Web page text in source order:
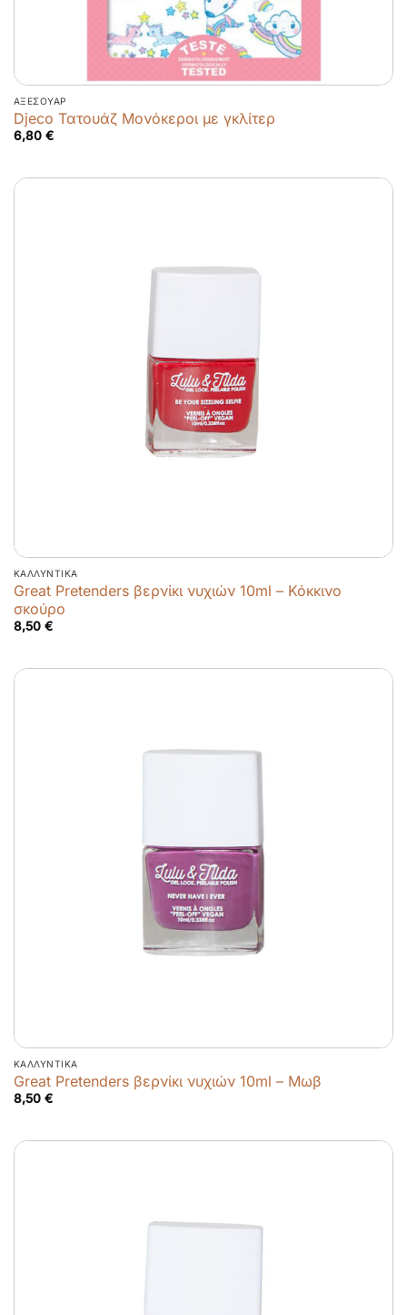
ΑΞΕΣΟΥΆΡ
Djeco Τατουάζ Μονόκεροι με γκλίτερ
6,80 €
ΚΑΛΛΥΝΤΙΚΆ
Great Pretenders βερνίκι νυχιών 10ml – Κόκκινο
σκούρο
8,50 €
ΚΑΛΛΥΝΤΙΚΆ
Great Pretenders βερνίκι νυχιών 10ml – Μωβ
8,50 €